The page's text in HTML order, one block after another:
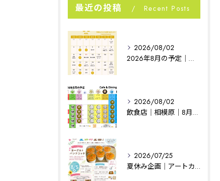
最近の投稿 Recent Posts
2026/08/02
2026年8月の予定｜相模原イベント｜noconoco
2026/08/02
飲食店｜相模原｜8月の予定
2026/07/25
夏休み企画｜アートカフェはぐ｜相模原